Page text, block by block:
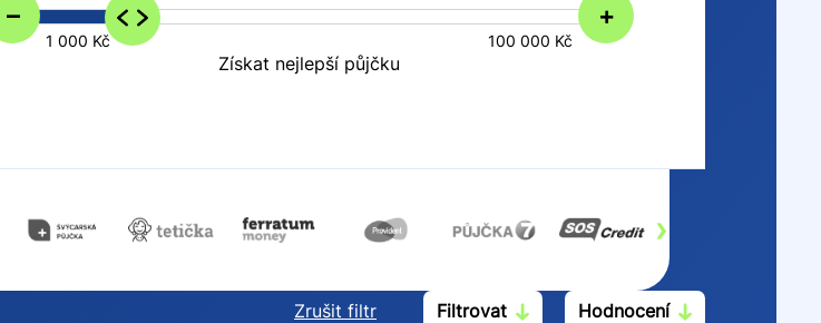
– +
1 000 Kč 100 000 Kč
Získat nejlepší půjčku
›
Zrušit filtr Filtrovat
Hodnocení